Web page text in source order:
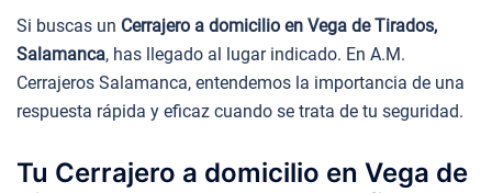
Si buscas un Cerrajero a domicilio en Vega de Tirados,
Salamanca, has llegado al lugar indicado. En A.M.
Cerrajeros Salamanca, entendemos la importancia de una
respuesta rápida y eficaz cuando se trata de tu seguridad.
Tu Cerrajero a domicilio en Vega de